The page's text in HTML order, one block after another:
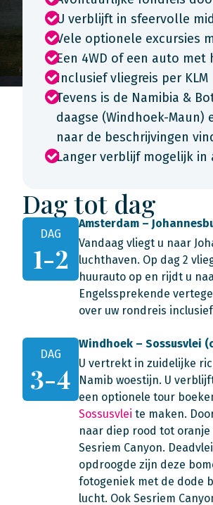
U verblijft in sfeervolle
Vele optionele excursies
Een 4WD of een auto
Inclusief vliegreis per KLM
Tevens is de Namibia &
daagse (Windhoek-Maun)
naar de beschrijvingen
Langer verblijf mogelijk in
Dag tot dag
DAG
1-2
Amsterdam –
Vandaag vliegt u naar
luchthaven. Op dag 2
huurauto op en rijdt u
Engelssprekende
over uw rondreis
DAG
3-4
Windhoek – Sossusvlei
U vertrekt in zuidelijke
Namib woestijn. U
een optionele tour
Sossusvlei te maken.
naar diep rood tot
Sesriem Canyon.
opdroogde zijn deze
fotogeniek met de dode
lucht. Ook Sesriem